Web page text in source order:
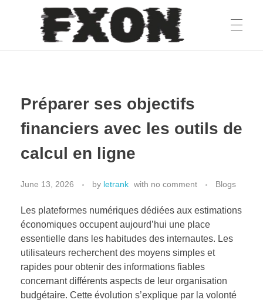
fxon
Préparer ses objectifs
financiers avec les outils de
calcul en ligne
June 13, 2026 by letrank with no comment Blogs
Les plateformes numériques dédiées aux estimations
économiques occupent aujourd’hui une place
essentielle dans les habitudes des internautes. Les
utilisateurs recherchent des moyens simples et
rapides pour obtenir des informations fiables
concernant différents aspects de leur organisation
budgétaire. Cette évolution s’explique par la volonté